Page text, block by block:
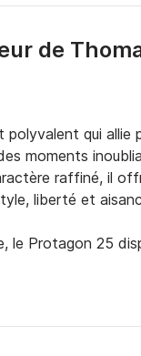
de
qui allie
moments
raffiné, il
liberté et
le Protagon 25
un bain de